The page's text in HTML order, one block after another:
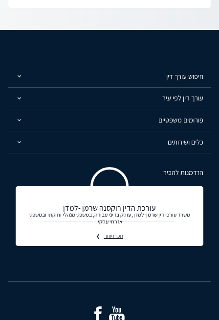
חיפוש עורך דין
עורך דין לפי עיר
פורומים משפטיים
כלים ושירותים
הזדמנות להכיר
עורכת הדין רוקסנה שרמן -למדן
משרד עורכי דין שרמן-למדן, עוסק בדיני עבודה, במשפט מנהלי וחוקתי ובמשפט
אזרחי עסקי.
תכירו יותר